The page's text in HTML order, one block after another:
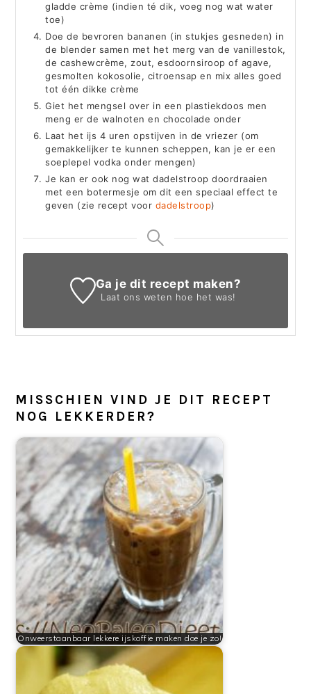
gladde crème (indien té dik, voeg nog wat water
toe)
Doe de bevroren bananen (in stukjes gesneden) in
de blender samen met het merg van de vanillestok,
de cashewcrème, zout, esdoornsiroop of agave,
gesmolten kokosolie, citroensap en mix alles goed
tot één dikke crème
Giet het mengsel over in een plastiekdoos men
meng er de walnoten en chocolade onder
Laat het ijs 4 uren opstijven in de vriezer (om
gemakkelijker te kunnen scheppen, kan je er een
soeplepel vodka onder mengen)
Je kan er ook nog wat dadelstroop doordraaien
met een botermesje om dit een speciaal effect te
geven (zie recept voor dadelstroop)
Ga je dit recept maken?
Laat ons weten hoe het was!
MISSCHIEN VIND JE DIT RECEPT
NOG LEKKERDER?
Onweerstaanbaar lekkere ijskoffie maken doe je zo!